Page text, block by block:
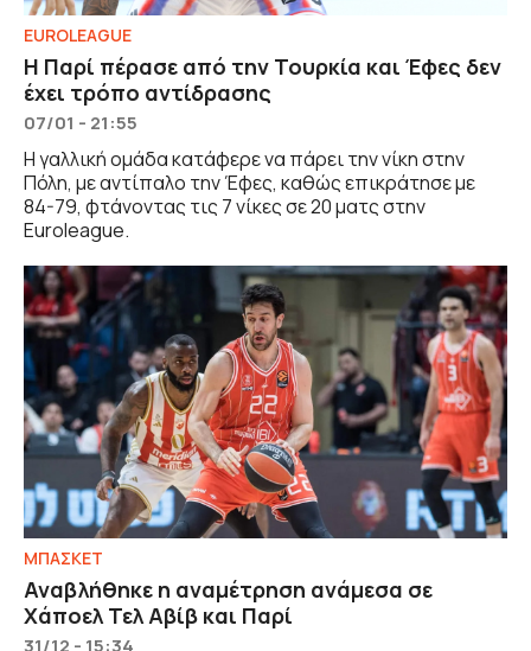
EUROLEAGUE
Η Παρί πέρασε από την Τουρκία και Έφες δεν
έχει τρόπο αντίδρασης
07/01 - 21:55
Η γαλλική ομάδα κατάφερε να πάρει την νίκη στην
Πόλη, με αντίπαλο την Έφες, καθώς επικράτησε με
84-79, φτάνοντας τις 7 νίκες σε 20 ματς στην
Euroleague.
ΜΠΑΣΚΕΤ
Αναβλήθηκε η αναμέτρηση ανάμεσα σε
Χάποελ Τελ Αβίβ και Παρί
31/12 - 15:34